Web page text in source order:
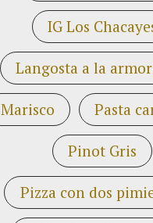
IG Los
Langosta a la
Marisco Pasta
Pinot Gris
Pizza con dos